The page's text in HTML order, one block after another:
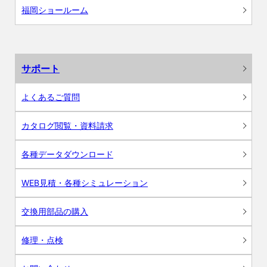
福岡ショールーム
サポート
よくあるご質問
カタログ閲覧・資料請求
各種データダウンロード
WEB見積・各種シミュレーション
交換用部品の購入
修理・点検